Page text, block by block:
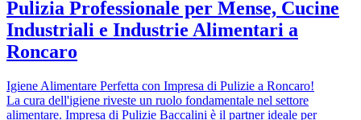
Pulizia Professionale per Mense, Cucine
Industriali e Industrie Alimentari a
Roncaro
Igiene Alimentare Perfetta con Impresa di Pulizie a Roncaro!
La cura dell'igiene riveste un ruolo fondamentale nel settore
alimentare. Impresa di Pulizie Baccalini è il partner ideale per